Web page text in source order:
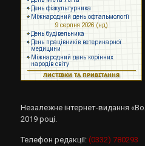
Незалежне інтернет-видання
2019 році.
Телефон редакції: (0332) 780293